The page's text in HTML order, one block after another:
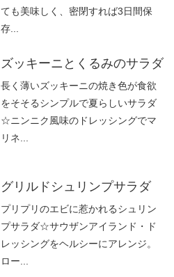
ても美味しく、密閉すれば3日間保
存...
ズッキーニとくるみのサラダ
長く薄いズッキーニの焼き色が食欲
をそそるシンプルで夏らしいサラダ
☆ニンニク風味のドレッシングでマ
リネ...
グリルドシュリンプサラダ
プリプリのエビに惹かれるシュリン
プサラダ☆サウザンアイランド・ド
レッシングをヘルシーにアレンジ。
ロー...